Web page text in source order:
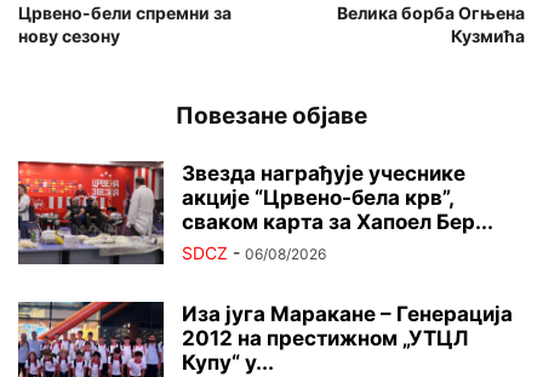
Црвено-бели спремни за
нову сезону
Велика борба Огњена
Кузмића
Повезане објаве
Звезда награђује учеснике
акције “Црвено-бела крв”,
сваком карта за Хапоел Бер...
SDCZ - 06/08/2026
Иза југа Маракане – Генерација
2012 на престижном „УТЦЛ
Купу“ у...